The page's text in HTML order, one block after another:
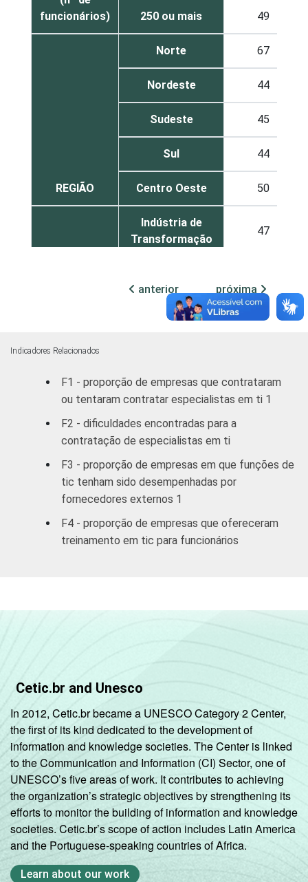
funcionários)
250 ou mais 49
REGIÃO
Norte 67
Nordeste 44
Sudeste 45
Sul 44
Centro Oeste 50
DE
ATUAÇÃO -
CNAE
Indústria de
Transformação
47
reparação de
veículos
automotores e
48
Transporte,
armazenagem e
correio;
Alojamento e
Informação e
comunicação;
Artes, cultura,
esporte e
recreação;
administrativas
e serviços
complementares
Base ponderada: 1.318 empresas que
contrataram ou tentaram contratar
especialistas em TI, com 10 ou mais
funcionários, que constituem os seguintes
segmentos da CNAE 2.0: C, F, G, H, I, J, L, M,
N, R e S. Respostas múltiplas e estimuladas
anterior próxima
Indicadores Relacionados
F1 - proporção de empresas que contrataram
ou tentaram contratar especialistas em ti 1
F2 - dificuldades encontradas para a
contratação de especialistas em ti
F3 - proporção de empresas em que funções de
tic tenham sido desempenhadas por
fornecedores externos 1
F4 - proporção de empresas que ofereceram
treinamento em tic para funcionários
Cetic.br and Unesco
In 2012, Cetic.br became a UNESCO Category 2 Center,
the first of its kind dedicated to the development of
information and knowledge societies. The Center is linked
to the Communication and Information (CI) Sector, one of
UNESCO’s five areas of work. It contributes to achieving
the organization’s strategic objectives by strengthening its
efforts to monitor the building of information and knowledge
societies. Cetic.br’s scope of action includes Latin America
and the Portuguese-speaking countries of Africa.
Learn about our work